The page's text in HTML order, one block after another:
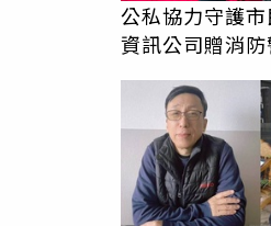
公私協力守護
資訊公司贈消
救災裝備